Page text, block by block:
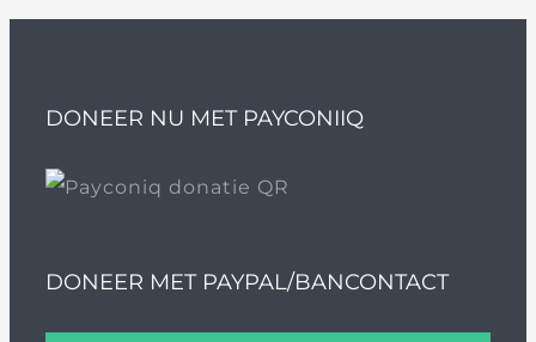
DONEER NU MET PAYCONIIQ
DONEER MET PAYPAL/BANCONTACT